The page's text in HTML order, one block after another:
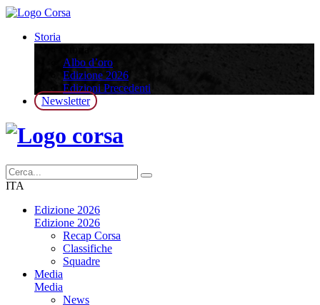
Storia
Albo d’oro
Edizione 2026
Edizioni Precedenti
Newsletter
ITA
Edizione 2026
Edizione 2026
Recap Corsa
Classifiche
Squadre
Media
Media
News